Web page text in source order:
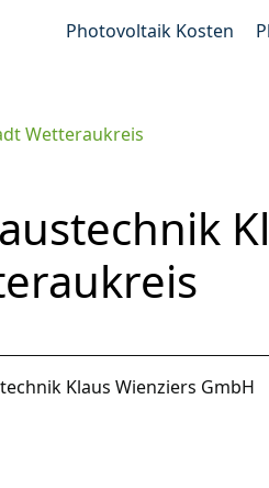
Photovoltaik Kosten
Wetteraukreis
Klaus Wienziers GmbH